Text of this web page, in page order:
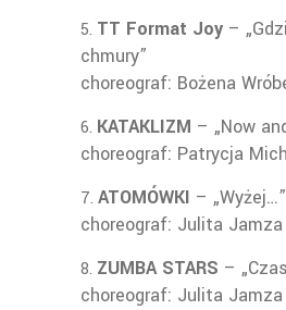
TT Format Joy –
chmury”
choreograf: Bożena
KATAKLIZM – „Now
choreograf: Patrycja
ATOMÓWKI – „Wyżej…”
choreograf: Julita
ZUMBA STARS –
choreograf: Julita